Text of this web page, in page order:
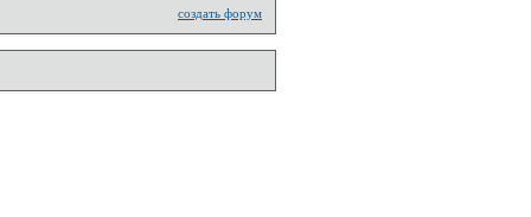
создать форум